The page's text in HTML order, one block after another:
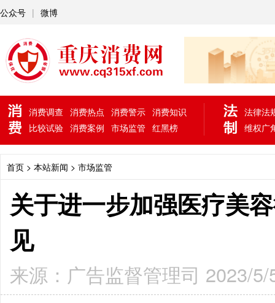
公众号 | 微博
消费调查 消费热点 消费警示 消费知识
比较试验 消费案例 市场监管 红黑榜
法律法
维权广
首页 > 本站新闻 > 市场监管
关于进一步加强医疗美
见
来源：广告监督管理司 2023/